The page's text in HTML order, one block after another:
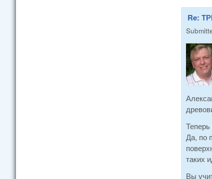
Re:
Теперь
Да, по
таких
Вы